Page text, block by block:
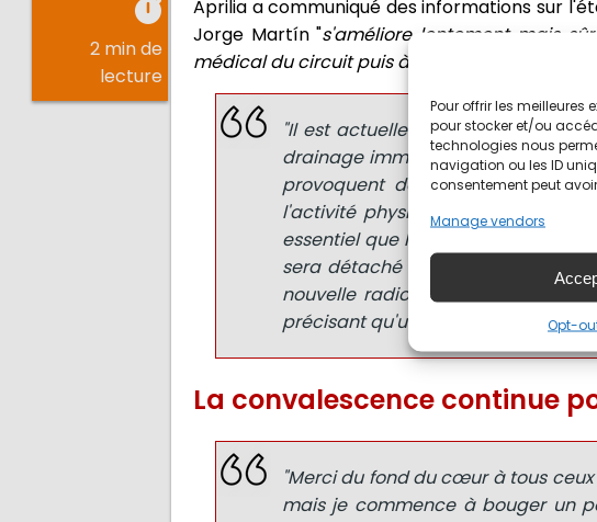
Pour offrir les meilleures
pour stocker et/ou
technologies nous
navigation ou les ID
consentement peut
Manage vendors
Opt-
2 min de
lecture
Aprilia a communiqué des informations sur
Jorge Martín "s'améliore lentement mais
médical du circuit puis à l'hôpital général de
"Il est actuellement en
drainage immédiat pour
provoquent des douleurs
l'activité physique de base. À ce
essentiel que le poumon se
sera détaché de l'aspiration
nouvelle radiographie, il sera
précisant qu'un retour en Europe
La convalescence continue
"Merci du fond du cœur à tous
mais je commence à bouger un